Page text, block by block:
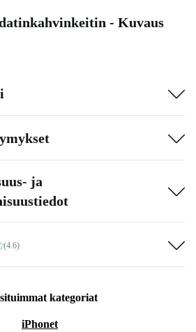
- Kuvaus
ja
(4.6)
kategoriat
iPhonet